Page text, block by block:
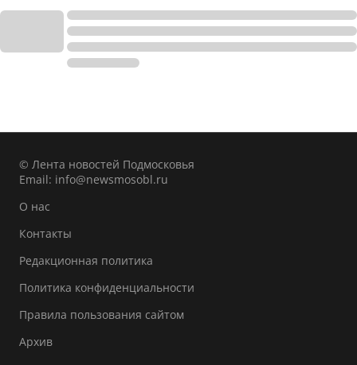
© Лента новостей Подмосковья
Email: info@newsmosobl.ru
О нас
Контакты
Редакционная политика
Политика конфиденциальности
Правила пользования сайтом
Архив